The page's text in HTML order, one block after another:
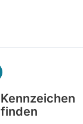
Kennzeichen
finden